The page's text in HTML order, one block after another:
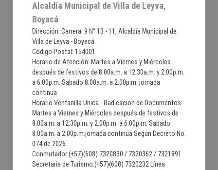
Alcaldía Municipal de Villa de Leyva,
Boyacá
Dirección: Carrera. 9 N° 13 - 11, Alcaldía Municipal de
Villa de Leyva - Boyacá.
Código Postal: 154001
Horario de Atención: Martes a Viernes y Miércoles
después de festivos de 8:00a.m. a 12:30a.m. y 2:00p.m.
a 6:00p.m. Sabado 8:00a.m. a 2:00p.m. jornada
continua
Horario Ventanilla Unica - Radicacion de Documentos:
Martes a Viernes y Miércoles después de festivos de
8:00a.m. a 12:30p.m. y 2:00p.m. a 6:00p.m. Sabado
8:00a.m. a 2:00p.m.jornada continua Según Decreto No.
074 de 2026.
Conmutador:(+57)(608) 7320830 / 7320362 / 7321891
Secretaria de Turismo:(+57)(608) 7320232 Línea